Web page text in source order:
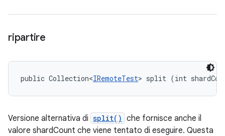
ripartire
public Collection<IRemoteTest> split (int
Versione alternativa di split() che fornisce anche il
valore shardCount che viene tentato di eseguire. Questa